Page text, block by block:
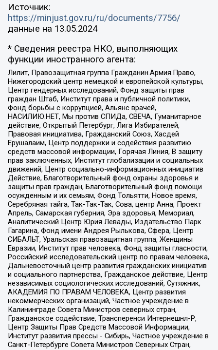
Источник:
https://minjust.gov.ru/ru/documents/7756/
данные на 13.05.2024
* Сведения реестра НКО, выполняющих
функции иностранного агента:
Лилит, Правозащитная группа Гражданин.Армия.Право,
Нижегородский центр немецкой и европейской культуры,
Центр гендерных исследований, Фонд защиты прав
граждан Штаб, Институт права и публичной политики,
Фонд борьбы с коррупцией, Альянс врачей,
НАСИЛИЮ.НЕТ, Мы против СПИДа, СВЕЧА, Гуманитарное
действие, Открытый Петербург, Лига Избирателей,
Правовая инициатива, Гражданский Союз, Хасдей
Ерушалаим, Центр поддержки и содействия развитию
средств массовой информации, Горячая Линия, В защиту
прав заключенных, Институт глобализации и социальных
движений, Центр социально-информационных инициатив
Действие, Благотворительный фонд охраны здоровья и
защиты прав граждан, Благотворительный фонд помощи
осужденным и их семьям, Фонд Тольятти, Новое время,
Серебряная тайга, Так-Так-Так, Сова, центр Анна, Проект
Апрель, Самарская губерния, Эра здоровья, Мемориал,
Аналитический Центр Юрия Левады, Издательство Парк
Гагарина, Фонд имени Андрея Рылькова, Сфера, Центр
СИБАЛЬТ, Уральская правозащитная группа, Женщины
Евразии, Институт прав человека, Фонд защиты гласности,
Российский исследовательский центр по правам человека,
Дальневосточный центр развития гражданских инициатив
и социального партнерства, Гражданское действие, Центр
независимых социологических исследований, Сутяжник,
АКАДЕМИЯ ПО ПРАВАМ ЧЕЛОВЕКА, Центр развития
некоммерческих организаций, Частное учреждение в
Калининграде Совета Министров северных стран,
Гражданское содействие, Трансперенси Интернешнл-Р,
Центр Защиты Прав Средств Массовой Информации,
Институт развития прессы - Сибирь, Частное учреждение в
Санкт-Петербурге Совета Министров Северных Стран,